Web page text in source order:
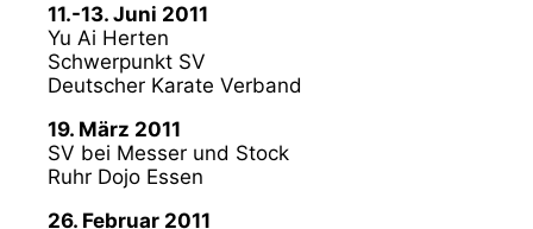
11.-13. Juni 2011
Yu Ai Herten
Schwerpunkt SV
Deutscher Karate Verband
19. März 2011
SV bei Messer und Stock
Ruhr Dojo Essen
26. Februar 2011